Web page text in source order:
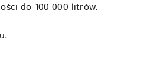
do 100 000 litrów.